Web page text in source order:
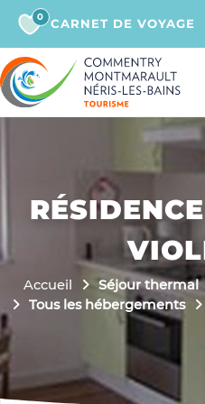
0 CARNET DE VOYAGE
Accueil Séjour thermal
Tous les hébergements